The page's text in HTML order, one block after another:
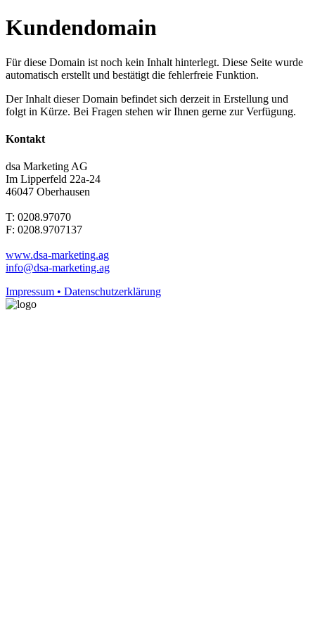
Kundendomain
Für diese Domain ist noch kein Inhalt hinterlegt. Diese Seite wurde
automatisch erstellt und bestätigt die fehlerfreie Funktion.
Der Inhalt dieser Domain befindet sich derzeit in Erstellung und
folgt in Kürze. Bei Fragen stehen wir Ihnen gerne zur Verfügung.
Kontakt
dsa Marketing AG
Im Lipperfeld 22a-24
46047 Oberhausen
T: 0208.97070
F: 0208.9707137
www.dsa-marketing.ag
info@dsa-marketing.ag
Impressum • Datenschutzerklärung